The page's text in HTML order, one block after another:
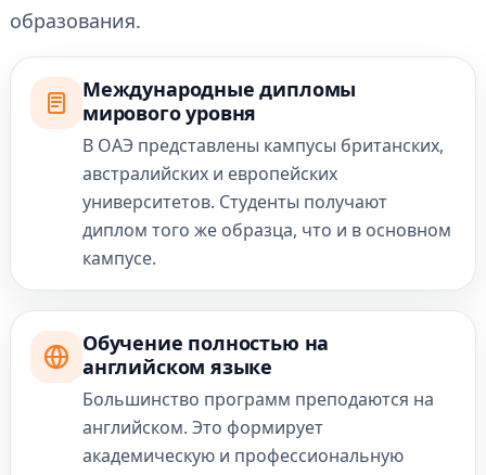
образования.
Международные дипломы
мирового уровня
В ОАЭ представлены кампусы британских,
австралийских и европейских
университетов. Студенты получают
диплом того же образца, что и в основном
кампусе.
Обучение полностью на
английском языке
Большинство программ преподаются на
английском. Это формирует
академическую и профессиональную